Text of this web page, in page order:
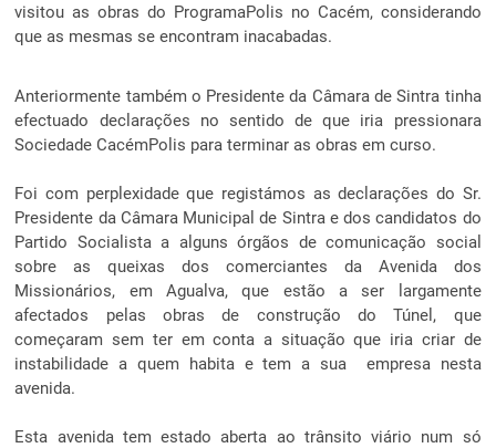
visitou as obras do ProgramaPolis no Cacém, considerando
que as mesmas se encontram inacabadas.
Anteriormente também o Presidente da Câmara de Sintra tinha
efectuado declarações no sentido de que iria pressionara
Sociedade CacémPolis para terminar as obras em curso.
Foi com perplexidade que registámos as declarações do Sr.
Presidente da Câmara Municipal de Sintra e dos candidatos do
Partido Socialista a alguns órgãos de comunicação social
sobre as queixas dos comerciantes da Avenida dos
Missionários, em Agualva, que estão a ser largamente
afectados pelas obras de construção do Túnel, que
começaram sem ter em conta a situação que iria criar de
instabilidade a quem habita e tem a sua empresa nesta
avenida.
Esta avenida tem estado aberta ao trânsito viário num só